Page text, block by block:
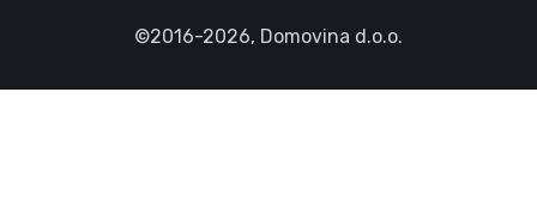
©2016-2026, Domovina d.o.o.